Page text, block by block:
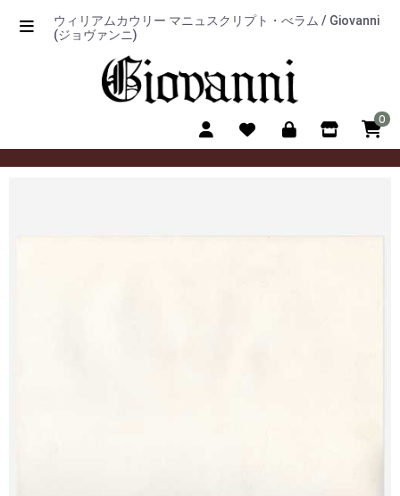
ウィリアムカウリー マニュスクリプト・べラム / Giovanni
(ジョヴァンニ)
0